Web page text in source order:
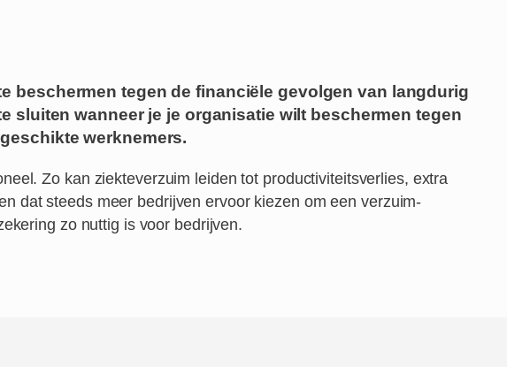
beschermen tegen de financiële gevolgen van lang­durig
sluiten wanneer je je organisatie wilt beschermen tegen
werknemers.
Zo kan ziekteverzuim leiden tot productiviteits­verlies, extra
dat steeds meer bedrijven ervoor kiezen om een verzuim­
zo nuttig is voor bedrijven.